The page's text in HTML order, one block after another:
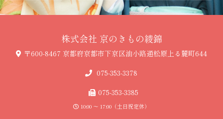
株式会社 京のき も の 綾 錦
〒600-8467 京都府京都市下京区油小路通松原上る麓町644
075-353-3378
075-353-3385
10:00 〜 17:00（土日祝定休）